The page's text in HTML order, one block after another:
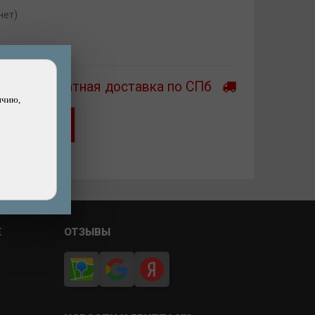
Бесплатная доставка по СПб
ОТЗЫВЫ